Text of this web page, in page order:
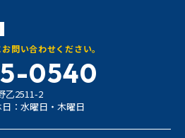
問い合わせください。
0540
乙2511-2
日：水曜日・木曜日